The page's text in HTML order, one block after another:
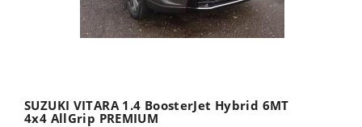
SUZUKI VITARA 1.4 BoosterJet Hybrid 6MT
4x4 AllGrip PREMIUM